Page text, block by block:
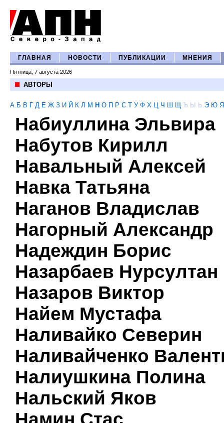
ГЛАВНАЯ НОВОСТИ ПУБЛИКАЦИИ МНЕНИЯ
Пятница, 7 августа 2026
АВТОРЫ
А Б В Г Д Е Ж З И Й К Л М Н О П Р С Т У Ф Х Ц Ч Ш Щ Ъ Ы Ь Э Ю Я
Набиуллина Эльвира
Набутов Кирилл
Навальный Алексей
Навка Татьяна
Наганов Владислав
Нагорный Александр
Надеждин Борис
Назарбаев Нурсултан
Назаров Виктор
Найем Мустафа
Наливайко Северин
Наливайченко
Налиушкина Полина
Нальский Яков